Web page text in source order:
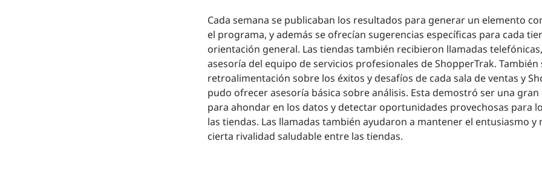
Cada semana se publicaban los resultados para generar un elemento
el programa, y además se ofrecían sugerencias específicas para cada
orientación general. Las tiendas también recibieron llamadas
asesoría del equipo de servicios profesionales de ShopperTrak. También
retroalimentación sobre los éxitos y desafíos de cada sala de ventas y
pudo ofrecer asesoría básica sobre análisis. Esta demostró ser una
para ahondar en los datos y detectar oportunidades provechosas para
las tiendas. Las llamadas también ayudaron a mantener el entusiasmo y
cierta rivalidad saludable entre las tiendas.